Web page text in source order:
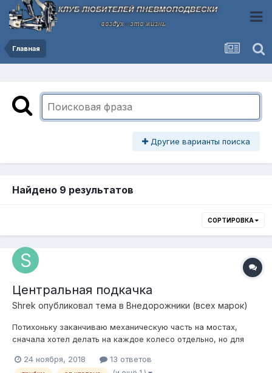
Главная
Другие варианты поиска
Найдено 9 результатов
СОРТИРОВКА
Центральная подкачка
Shrek опубликовал тема в Внедорожники (всех марок)
Потихоньку заканчиваю механическую часть на мостах,
сначала хотел делать на каждое колесо отдельно, но для
накачивались все четыре одинаково, так дешевле и для
24 ноября, 2018 13 ответов